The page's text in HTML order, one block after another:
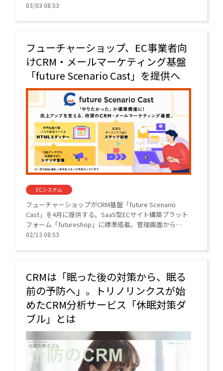
客ニーズに即した自動商品提案を実現。次世代の購買体
03/03 08:53
フューチャーショップ、EC事業者向
けCRM・メールマーケティング基盤
「future Scenario Cast」を提供へ
ECシステム
フューチャーショップがCRM基盤「future Scenario
Cast」を4月に提供する。SaaS型ECサイト構築プラット
フォーム「futureshop」に標準搭載。管理画面から
HTMLメールやステップ配信を操作でき、LINE連携も可
02/13 08:53
CRMは「眠った後の対策から、眠る
前の予防へ」。トリノリンクスが始
めたCRM分析サービス「休眠対策ダ
ブル」とは